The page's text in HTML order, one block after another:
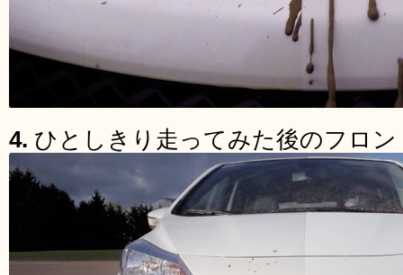
4. ひとしきり走ってみた後のフロン